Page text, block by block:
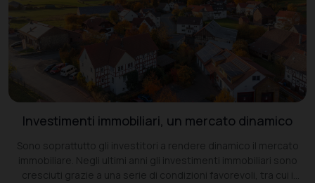
Investimenti immobiliari, un mercato dinamico
Sono soprattutto gli investitori a rendere dinamico il mercato
immobiliare. Negli ultimi anni gli investimenti immobiliari sono
cresciuti grazie a una serie di condizioni favorevoli, tra cui i